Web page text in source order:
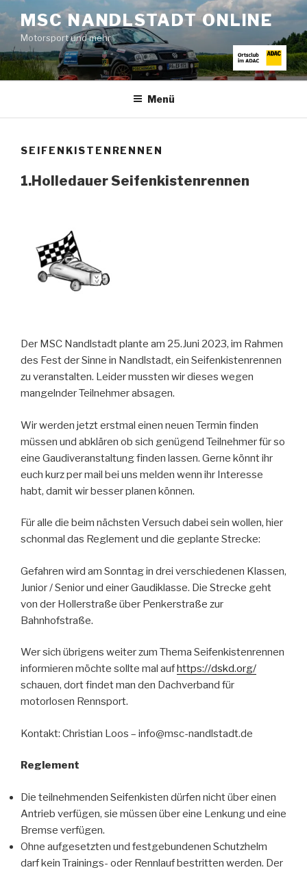
Inhalt
springen
MSC NANDLSTADT ONLINE
Motorsport und mehr
Menü
SEIFENKISTENRENNEN
1.Holledauer Seifenkistenrennen
Der MSC Nandlstadt plante am 25.Juni 2023, im Rahmen
des Fest der Sinne in Nandlstadt, ein Seifenkistenrennen
zu veranstalten. Leider mussten wir dieses wegen
mangelnder Teilnehmer absagen.
Wir werden jetzt erstmal einen neuen Termin finden
müssen und abklären ob sich genügend Teilnehmer für so
eine Gaudiveranstaltung finden lassen. Gerne könnt ihr
euch kurz per mail bei uns melden wenn ihr Interesse
habt, damit wir besser planen können.
Für alle die beim nächsten Versuch dabei sein wollen, hier
schonmal das Reglement und die geplante Strecke:
Gefahren wird am Sonntag in drei verschiedenen Klassen,
Junior / Senior und einer Gaudiklasse. Die Strecke geht
von der Hollerstraße über Penkerstraße zur
Bahnhofstraße.
Wer sich übrigens weiter zum Thema Seifenkistenrennen
informieren möchte sollte mal aufhttps://dskd.org/
schauen, dort findet man den Dachverband für
motorlosen Rennsport.
Kontakt: Christian Loos – info@msc-nandlstadt.de
Reglement
Die teilnehmenden Seifenkisten dürfen nicht über einen
Antrieb verfügen, sie müssen über eine Lenkung und eine
Bremse verfügen.
Ohne aufgesetzten und festgebundenen Schutzhelm
darf kein Trainings- oder Rennlauf bestritten werden. Der